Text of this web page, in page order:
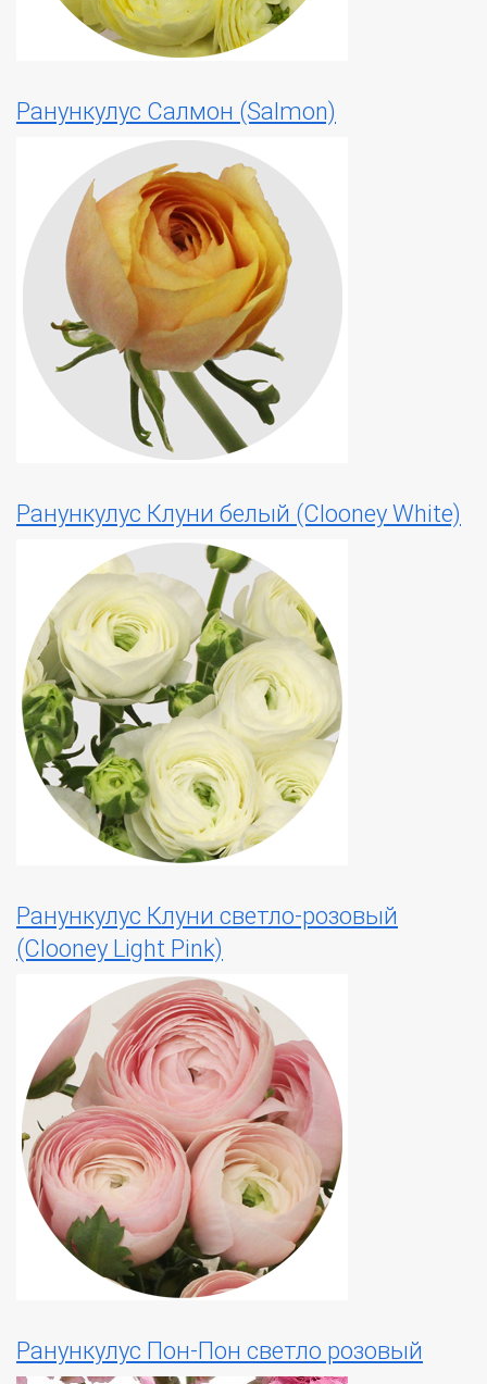
Ранункулус Салмон (Salmon)
Ранункулус Клуни белый (Clooney White)
Ранункулус Клуни светло-розовый
(Clooney Light Pink)
Ранункулус Пон-Пон светло розовый